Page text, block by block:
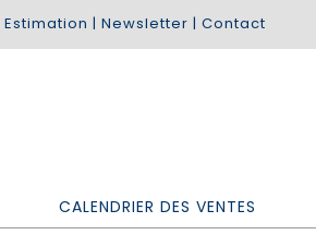
Estimation | Newsletter | Contact
CALENDRIER DES VENTES